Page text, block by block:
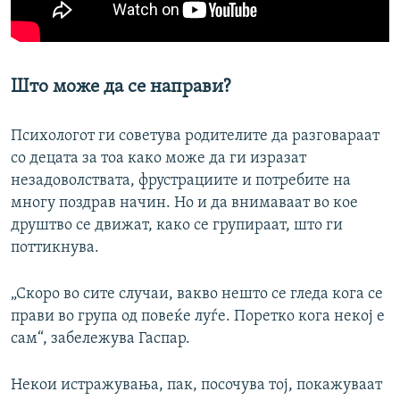
Што може да се направи?
Психологот ги советува родителите да разговараат
со децата за тоа како може да ги изразат
незадоволствата, фрустрациите и потребите на
многу поздрав начин. Но и да внимаваат во кое
друштво се движат, како се групираат, што ги
поттикнува.
„Скоро во сите случаи, вакво нешто се гледа кога се
прави во група од повеќе луѓе. Поретко кога некој е
сам“, забележува Гаспар.
Некои истражувања, пак, посочува тој, покажуваат